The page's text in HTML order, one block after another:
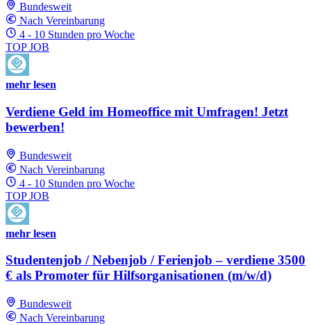
Bundesweit
Nach Vereinbarung
4 - 10 Stunden pro Woche
TOP JOB
mehr lesen
Verdiene Geld im Homeoffice mit Umfragen! Jetzt
bewerben!
Bundesweit
Nach Vereinbarung
4 - 10 Stunden pro Woche
TOP JOB
mehr lesen
Studentenjob / Nebenjob / Ferienjob – verdiene 3500
€ als Promoter für Hilfsorganisationen (m/w/d)
Bundesweit
Nach Vereinbarung